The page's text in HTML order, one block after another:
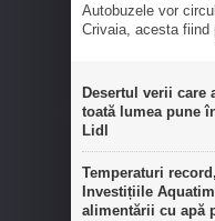
Autobuzele vor
Crivaia, acesta fiind
Desertul verii care
toată lumea pune
Lidl
Temperaturi
Investițiile
alimentării cu apă